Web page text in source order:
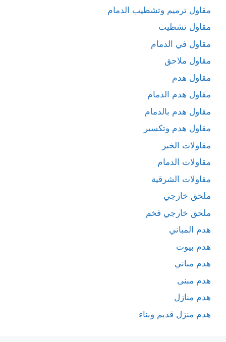
مقاول ترميم وتشطيب الدمام
مقاول تشطيب
مقاول في الدمام
مقاول ملاحق
مقاول هدم
مقاول هدم الدمام
مقاول هدم بالدمام
مقاول هدم وتكسير
مقاولات الخبر
مقاولات الدمام
مقاولات الشرقية
ملحق خارجي
ملحق خارجي فخم
هدم المباني
هدم بيوت
هدم مباني
هدم مبنى
هدم منازل
هدم منزل قديم وبناء